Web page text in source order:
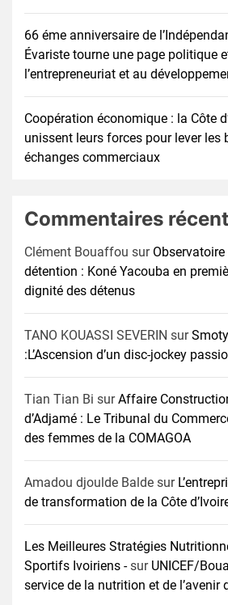
66 éme anniversaire de
Évariste tourne une page politique
l’entrepreneuriat et au
Coopération économique : la Côte
unissent leurs forces pour lever les
échanges commerciaux
Commentaires
Clément Bouaffou sur
détention : Koné Yacouba en
dignité des détenus
TANO KOUASSI SEVERIN sur
:L’Ascension d’un disc-jockey
Tian Tian Bi surAffaire
d’Adjamé : Le Tribunal du
des femmes de la COMAGOA
Amadou djoulde Balde sur
de transformation de la Côte
Les Meilleures Stratégies
Sportifs Ivoiriens -sur UNICEF/
service de la nutrition et de l’avenir